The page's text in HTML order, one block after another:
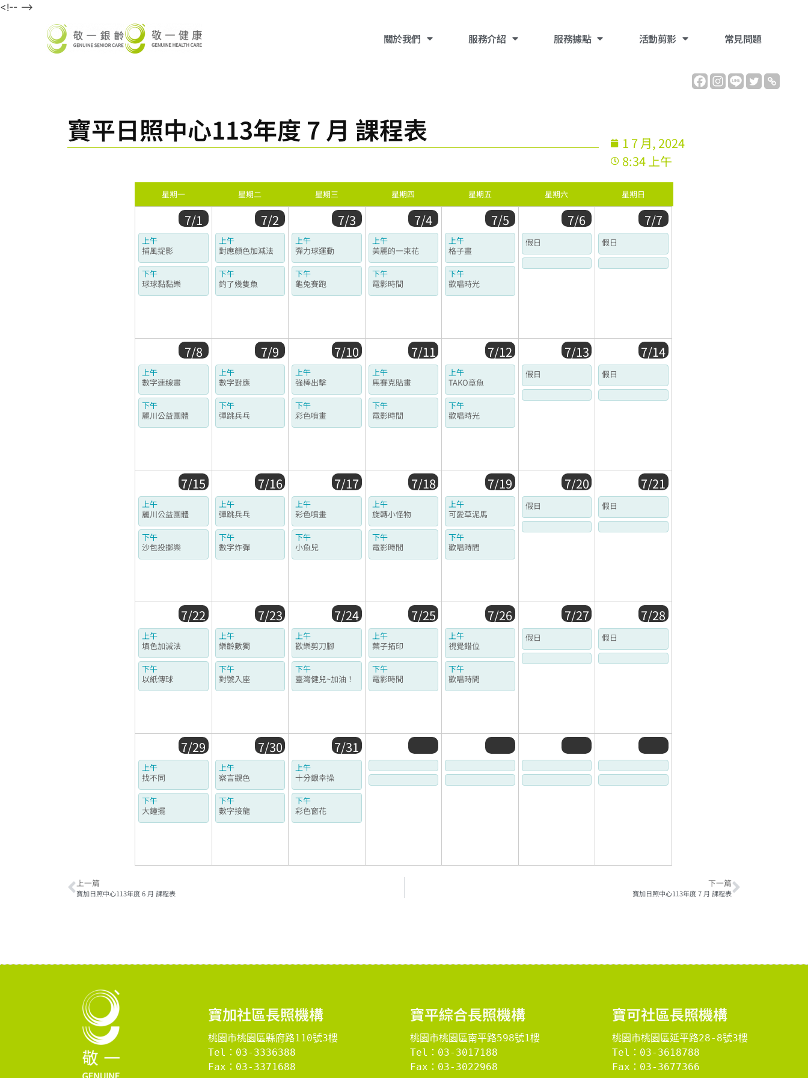
<!-- -->
關於我們 ​服務介紹 服務據點 活動剪影 常見問題
寶平日照中心113年度 7 月 課程表
1 7 月, 2024
8:34 上午
星期一 星期二 星期三 星期四 星期五 星期六 星期日
7/1
上午
捕風捉影
下午
球球黏黏樂
7/2
上午
對應顏色加減法
下午
釣了幾隻魚
7/3
上午
彈力球運動
下午
龜兔賽跑
7/4
上午
美麗的一束花
下午
電影時間
7/5
上午
格子畫
下午
歡唱時光
7/6
假日
7/7
假日
7/8
上午
數字連線畫
下午
麗川公益團體
7/9
上午
數字對應
下午
彈跳兵乓
7/10
上午
強棒出擊
下午
彩色噴畫
7/11
上午
馬賽克貼畫
下午
電影時間
7/12
上午
TAKO章魚
下午
歡唱時光
7/13
假日
7/14
假日
7/15
上午
麗川公益團體
下午
沙包投擲樂
7/16
上午
彈跳兵乓
下午
數字炸彈
7/17
上午
彩色噴畫
下午
小魚兒
7/18
上午
旋轉小怪物
下午
電影時間
7/19
上午
可愛草泥馬
下午
歡唱時間
7/20
假日
7/21
假日
7/22
上午
填色加減法
下午
以紙傳球
7/23
上午
樂齡數獨
下午
對號入座
7/24
上午
歡樂剪刀腳
下午
臺灣健兒~加油！
7/25
上午
葉子拓印
下午
電影時間
7/26
上午
視覺錯位
下午
歡唱時間
7/27
假日
7/28
假日
7/29
上午
找不同
下午
大鐘擺
7/30
上午
察言觀色
下午
數字接龍
7/31
上午
十分銀幸操
下午
彩色窗花
上一篇
寶加日照中心113年度 6 月 課程表
下一篇
寶加日照中心113年度 7 月 課程表
寶加社區長照機構
桃園市桃園區縣府路110號3樓
Tel：03-3336388
Fax：03-3371688
​寶平綜合長照機構​
桃園市桃園區南平路598號1樓
Tel：03-3017188
Fax：03-3022968
​寶可社區長照機構​
桃園市桃園區延平路28-8號3樓
Tel：03-3618788
Fax：03-3677366